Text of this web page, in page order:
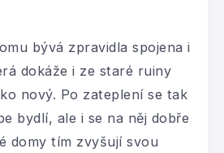
bývá zpravidla spojena i
dokáže i ze staré ruiny
nový. Po zateplení se tak
bydlí, ale i se na něj dobře
domy tím zvyšují svou